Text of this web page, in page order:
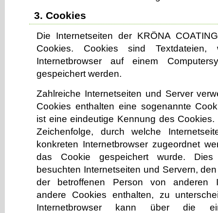
3. Cookies
Die Internetseiten der KRÖNA
Cookies. Cookies sind
Internetbrowser auf einem
gespeichert werden.
Zahlreiche Internetseiten und Server
Cookies enthalten eine sogenannte
ist eine eindeutige Kennung des
Zeichenfolge, durch welche
konkreten Internetbrowser zugeordnet
das Cookie gespeichert wurde.
besuchten Internetseiten und Servern,
der betroffenen Person von anderen
andere Cookies enthalten, zu
Internetbrowser kann über die